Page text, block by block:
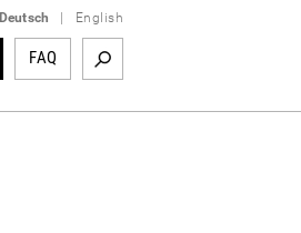
Deutsch English
FAQ